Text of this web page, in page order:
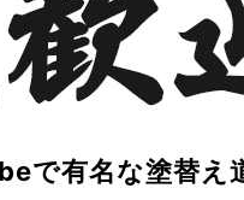
で有名な塗替え